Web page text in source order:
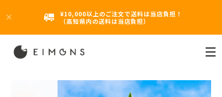
¥10,000以上のご注文で送料は当店負担！
（高知県内の送料は当店負担）